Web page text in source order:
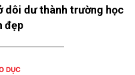
dôi dư thành trường học
đẹp
DỤC